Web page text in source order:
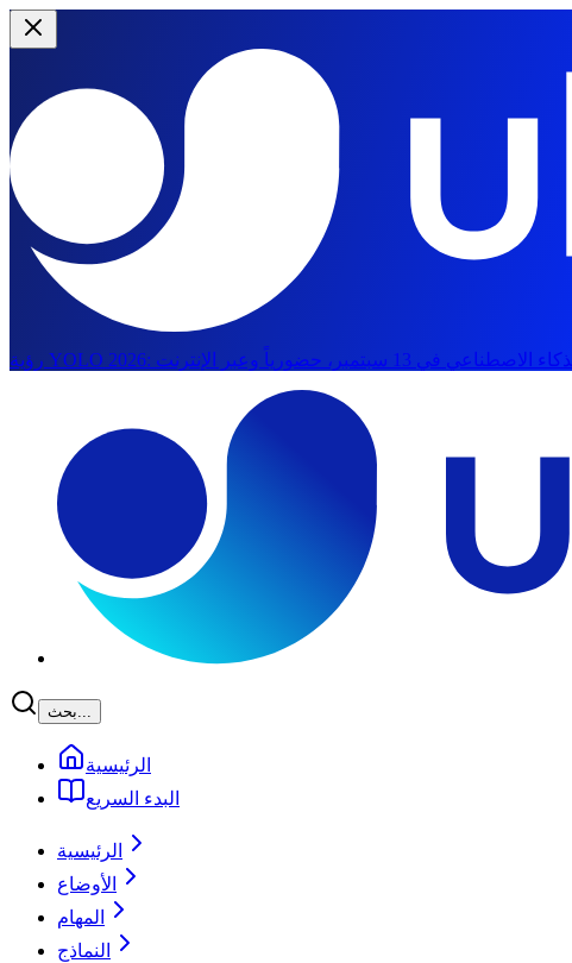
رؤية YOLO 2026:
بحث...
الرئيسية
البدء السريع
الرئيسية
الأوضاع
المهام
النماذج